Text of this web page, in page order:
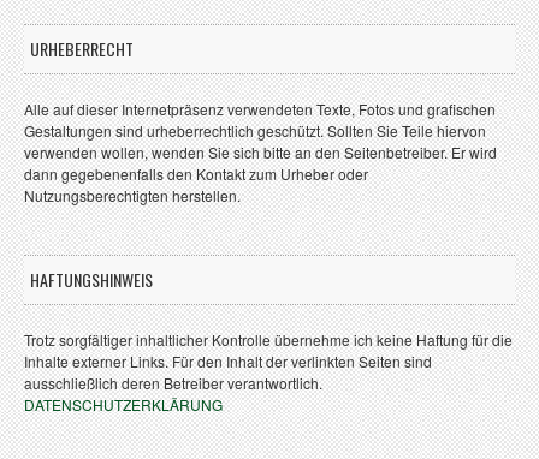
URHEBERRECHT
Alle auf dieser Internetpräsenz verwendeten Texte, Fotos und grafischen
Gestaltungen sind urheberrechtlich geschützt. Sollten Sie Teile hiervon
verwenden wollen, wenden Sie sich bitte an den Seitenbetreiber. Er wird
dann gegebenenfalls den Kontakt zum Urheber oder
Nutzungsberechtigten herstellen.
HAFTUNGSHINWEIS
Trotz sorgfältiger inhaltlicher Kontrolle übernehme ich keine Haftung für die
Inhalte externer Links. Für den Inhalt der verlinkten Seiten sind
ausschließlich deren Betreiber verantwortlich.
DATENSCHUTZERKLÄRUNG